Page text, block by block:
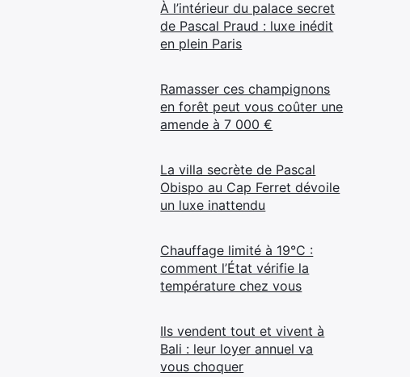
À l’intérieur du palace secret
de Pascal Praud : luxe inédit
en plein Paris
Ramasser ces champignons
en forêt peut vous coûter une
amende à 7 000 €
La villa secrète de Pascal
Obispo au Cap Ferret dévoile
un luxe inattendu
Chauffage limité à 19°C :
comment l’État vérifie la
température chez vous
Ils vendent tout et vivent à
Bali : leur loyer annuel va
vous choquer